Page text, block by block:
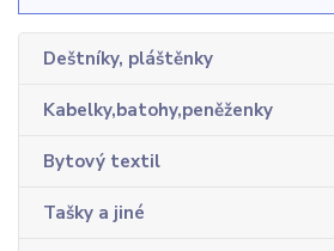
Deštníky, pláštěnky
Kabelky,batohy,peněženky
Bytový textil
Tašky a jiné